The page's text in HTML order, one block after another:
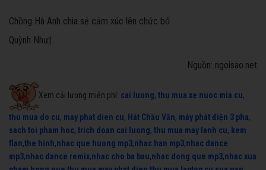
Chồng Hà Anh chia sẻ cảm xúc lên chức bố
Quỳnh Như|
Nguồn: ngoisao.net
Xem cải lương miễn phí: cai luong, thu mua xe nuoc mia cu,
thu mua do cu, may phat dien cu, Hát Chầu Văn, máy phát điện 3 pha,
sach toi pham hoc, trich doan cai luong, thu mua may lanh cu, kem
flan,the hinh,nhac que huong mp3,nhac han mp3,nhac dance
mp3,nhac dance remix,nhac cho ba bau,nhac dong que mp3,nhac xua